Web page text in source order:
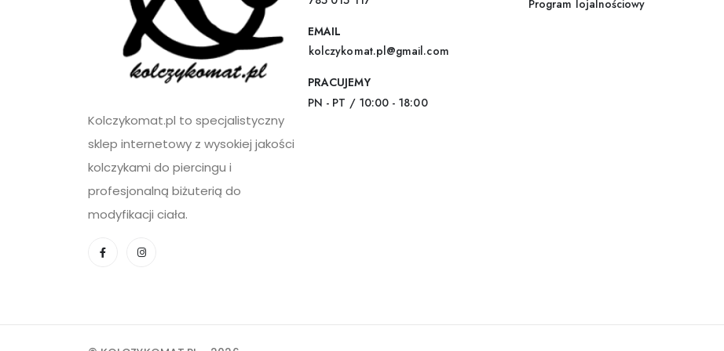
Kolczykomat.pl to specjalistyczny
sklep internetowy z wysokiej jakości
kolczykami do piercingu i
profesjonalną biżuterią do
modyfikacji ciała.
EMAIL
kolczykomat.pl@gmail.com
PRACUJEMY
PN - PT / 10:00 - 18:00
Program lojalnościowy